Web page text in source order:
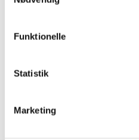
Funktionelle
Statistik
Marketing
...
...